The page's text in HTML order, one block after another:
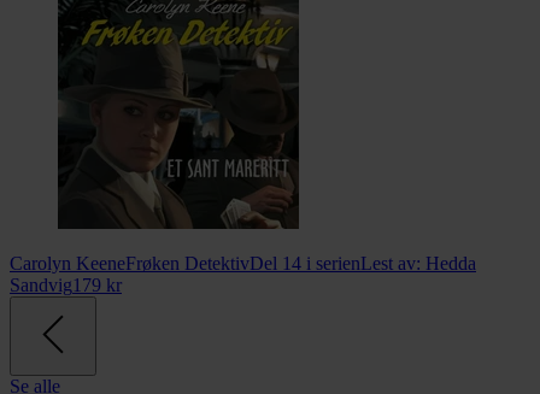
Carolyn KeeneFrøken DetektivDel 14 i serienLest av: Hedda
Sandvig179 kr
Se alle